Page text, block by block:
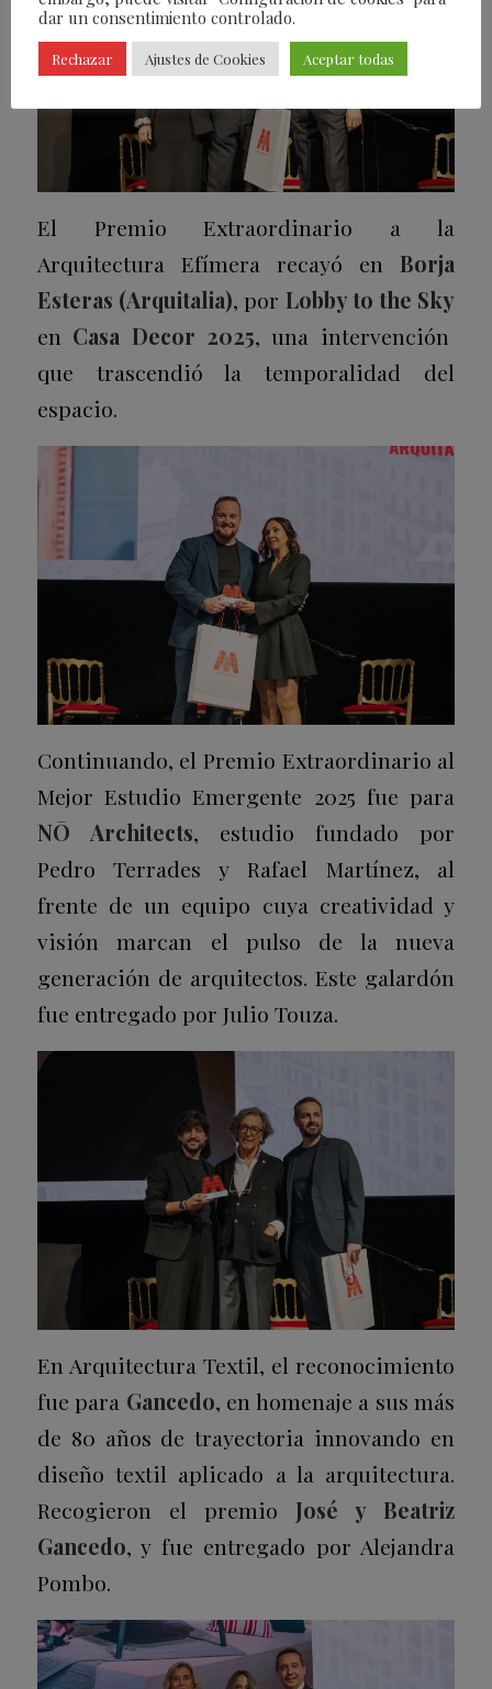
El Premio Extraordinario a la
Arquitectura Efímera recayó en Borja
Esteras (Arquitalia), por Lobby to the Sky
en Casa Decor 2025, una intervención
que trascendió la temporalidad del
espacio.
Continuando, el Premio Extraordinario al
Mejor Estudio Emergente 2025 fue para
NŌ Architects, estudio fundado por
Pedro Terrades y Rafael Martínez, al
frente de un equipo cuya creatividad y
visión marcan el pulso de la nueva
generación de arquitectos. Este galardón
fue entregado por Julio Touza.
En Arquitectura Textil, el reconocimiento
fue para Gancedo, en homenaje a sus más
de 80 años de trayectoria innovando en
diseño textil aplicado a la arquitectura.
Recogieron el premio José y Beatriz
Gancedo, y fue entregado por Alejandra
Pombo.
dar un consentimiento controlado.
Rechazar Ajustes de Cookies Aceptar todas